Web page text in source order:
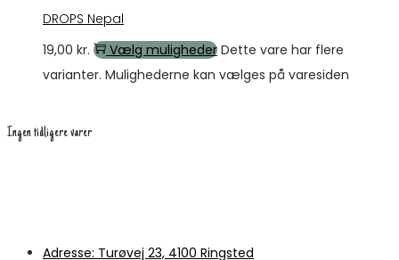
DROPS Nepal
19,00 kr. Vælg muligheder Dette vare har flere
varianter. Mulighederne kan vælges på varesiden
Ingen tidligere varer
Adresse: Turøvej 23, 4100 Ringsted